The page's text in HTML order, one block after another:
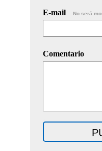
E-mail No será
Comentario